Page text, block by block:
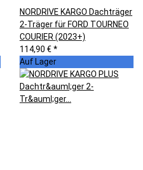
NORDRIVE KARGO Dachträger
2-Träger für FORD TOURNEO
COURIER (2023+)
114,90 € *
Auf Lager